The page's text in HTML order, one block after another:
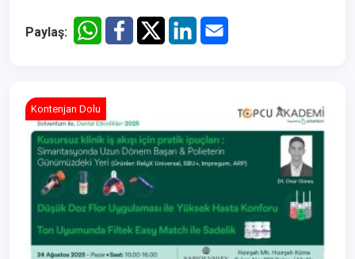
Paylaş:
Kontenjan Dolu